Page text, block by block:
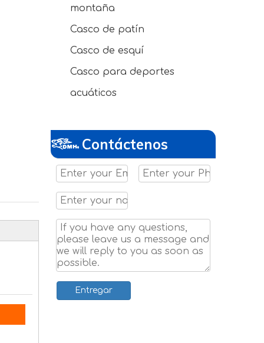
montaña
Casco de patín
Casco de esquí
Casco para deportes
acuáticos
Contáctenos
Entregar